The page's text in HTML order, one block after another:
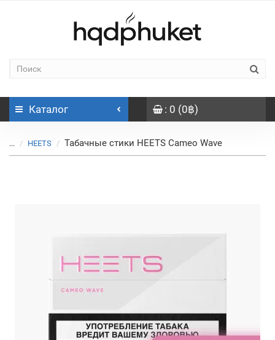
Каталог : 0 (0฿)
... HEETS Табачные стики HEETS Cameo Wave